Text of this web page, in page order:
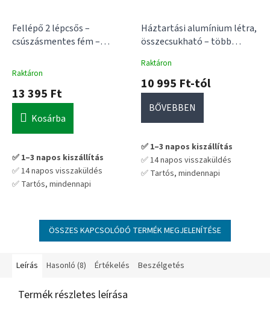
Fellépő 2 lépcsős –
csúszásmentes fém –
használatra
Raktáron
13 395 Ft
Kosárba
✅ 1–3 napos kiszállítás
✅ 14 napos visszaküldés
✅ Tartós, mindennapi
távra – nem kell cserélgetni
Háztartási alumínium létra,
összecsukható – több
fokos kivitelben
A
átlagos
ből
csillag.
Raktáron
10 995 Ft-tól
BŐVEBBEN
✅ 1–3 napos kiszállítás
✅ 14 napos visszaküldés
✅ Tartós, mindennapi
ÖSSZES KAPCSOLÓDÓ TERMÉK MEGJELENÍTÉSE
Leírás Hasonló (8) Értékelés Beszélgetés
Termék részletes leírása